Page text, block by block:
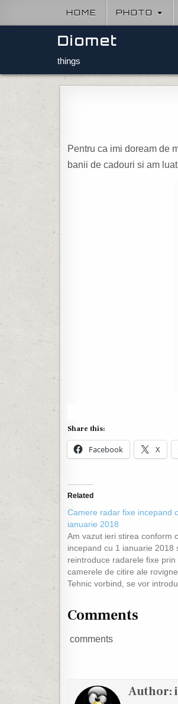
HOME PHOTO
Diomet
things
Pentru ca imi doream de
banii de cadouri si am
Share this:
Facebook X
Related
Camere radar fixe incepand
ianuarie 2018
Am vazut ieri stirea conform
incepand cu 1 ianuarie 2018
reintroduce radarele fixe prin
camerele de citire ale
Tehnic vorbind, se vor
care vor calcula cat de repede
Comments
comments
Author: